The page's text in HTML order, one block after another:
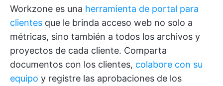
Workzone es una herramienta de portal para
clientes que le brinda acceso web no solo a
métricas, sino también a todos los archivos y
proyectos de cada cliente. Comparta
documentos con los clientes, colabore con su
equipo y registre las aprobaciones de los